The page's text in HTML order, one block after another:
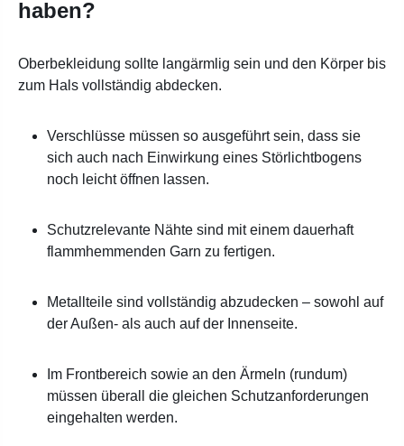
haben?
Oberbekleidung sollte langärmlig sein und den Körper bis
zum Hals vollständig abdecken.
Verschlüsse müssen so ausgeführt sein, dass sie
sich auch nach Einwirkung eines Störlichtbogens
noch leicht öffnen lassen.
Schutzrelevante Nähte sind mit einem dauerhaft
flammhemmenden Garn zu fertigen.
Metallteile sind vollständig abzudecken – sowohl auf
der Außen- als auch auf der Innenseite.
Im Frontbereich sowie an den Ärmeln (rundum)
müssen überall die gleichen Schutzanforderungen
eingehalten werden.